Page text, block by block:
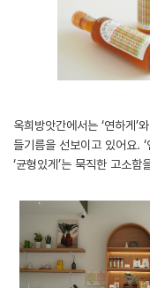
옥희방앗간에서는 ‘연하게’
들기름을 선보이고 있어요.
‘균형있게’는 묵직한 고소함